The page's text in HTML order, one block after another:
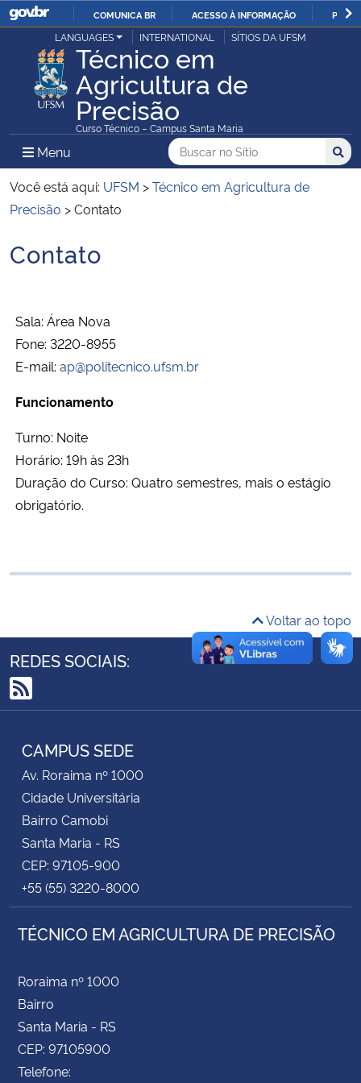
IR
PARA
O
COMUNICA BR ACESSO À INFORMAÇÃO
Ministério da Justiça e Segurança Pública
Ministério da Defesa
Ministério das Relações Exteriores
Ministério da Economia
Ministério da Infraestrutura
Ministério da Cidadania
Ministério de Minas e Energia
Ministério da Ciência, Tecnologia, Inovações e Comunicações
Secretaria-Geral
Secretaria de Governo
Gabinete de Segurança Institucional
Advocacia-Geral da União
Banco Central do Brasil
LANGUAGES INTERNATIONAL SÍTIOS DA UFSM
Técnico em
Agricultura de
Precisão
Curso Técnico – Campus Santa Maria
Menu Menu Principal do Sítio
Busca
Buscar no no Sítio
Busca:
Você está aqui: UFSM >Técnico em Agricultura de
Precisão >Contato
Início do conteúdo
Contato
Sala: Área Nova
Fone: 3220-8955
E-mail: ap@politecnico.ufsm.br
Funcionamento
Turno: Noite
Horário: 19h às 23h
Duração do Curso: Quatro semestres, mais o estágio
obrigatório.
Voltar ao topo
REDES SOCIAIS:
RSS
CAMPUS SEDE
Av. Roraima nº 1000
Cidade Universitária
Bairro Camobi
Santa Maria - RS
CEP: 97105-900
+55 (55) 3220-8000
TÉCNICO EM AGRICULTURA DE PRECISÃO
Roraima nº 1000
Bairro
Santa Maria - RS
CEP: 97105900
Telefone: